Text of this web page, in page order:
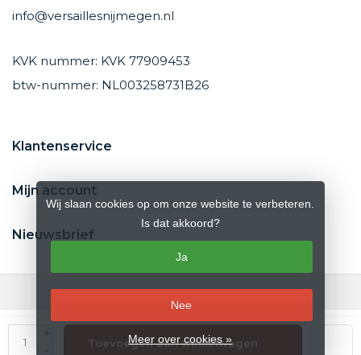
Toevoegen aan winkelwagen
info@versaillesnijmegen.nl
KVK nummer: KVK 77909453
btw-nummer: NL003258731B26
Klantenservice
Mijn account
Nieuwsbrief
Wij slaan cookies op om onze website te verbeteren.
Is dat akkoord?
Ja
Nee
Meer over cookies »
© Copyright 2026 Versailles Nijmegen
- Powered
byLightspeed